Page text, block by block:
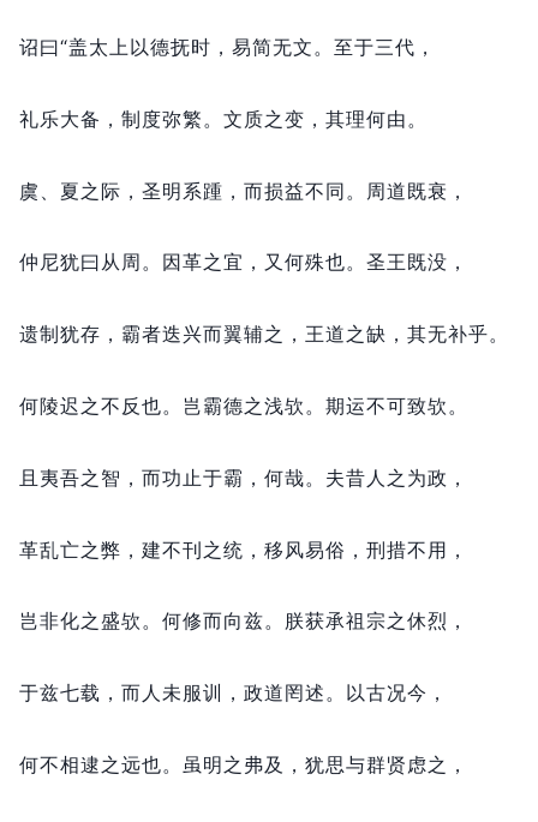
诏曰“盖太上以德抚时， 易简无文。 至于三代，
礼乐大备， 制度弥繁。 文质之变， 其理何由。
虞、夏之际， 圣明系踵， 而损益不同。 周道既衰，
仲尼犹曰从周。 因革之宜， 又何殊也。 圣王既没，
遗制犹存， 霸者迭兴而翼辅之， 王道之缺， 其无补乎。
何陵迟之不反也。 岂霸德之浅欤。 期运不可致欤。
且夷吾之智， 而功止于霸， 何哉。 夫昔人之为政，
革乱亡之弊， 建不刊之统， 移风易俗， 刑措不用，
岂非化之盛欤。 何修而向兹。 朕获承祖宗之休烈，
于兹七载， 而人未服训， 政道罔述。 以古况今，
何不相逮之远也。 虽明之弗及， 犹思与群贤虑之，